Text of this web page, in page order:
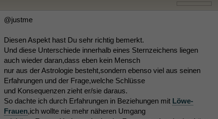
@justme
Diesen Aspekt hast Du sehr richtig bemerkt.
Und diese Unterschiede innerhalb eines Sternzeichens liegen
auch wieder daran,dass eben kein Mensch
nur aus der Astrologie besteht,sondern ebenso viel aus seinen
Erfahrungen und der Frage,welche Schlüsse
und Konsequenzen zieht er/sie daraus.
So dachte ich durch Erfahrungen in Beziehungen mit Löwe-
Frauen,ich wollte nie mehr näheren Umgang